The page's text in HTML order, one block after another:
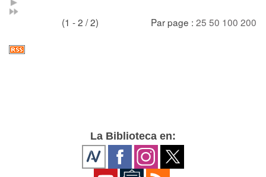
(1 - 2 / 2) Par page : 25 50 100 200
La Biblioteca en: